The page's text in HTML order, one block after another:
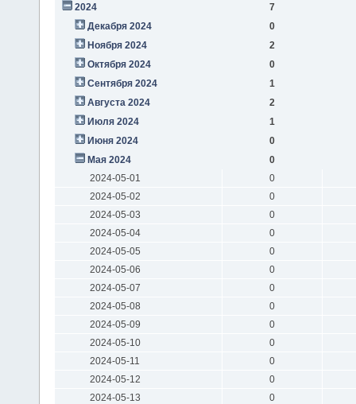
2024
7
Декабря 2024
0
Ноября 2024
2
Октября 2024
0
Сентября 2024
1
Августа 2024
2
Июля 2024
1
Июня 2024
0
Мая 2024
0
2024-05-01
0
2024-05-02
0
2024-05-03
0
2024-05-04
0
2024-05-05
0
2024-05-06
0
2024-05-07
0
2024-05-08
0
2024-05-09
0
2024-05-10
0
2024-05-11
0
2024-05-12
0
2024-05-13
0